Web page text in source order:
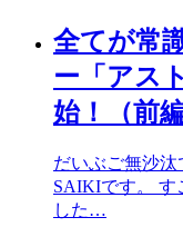
全てが常
ー「アス
始！（前編
だいぶご無沙
SAIKIです。 す
した…